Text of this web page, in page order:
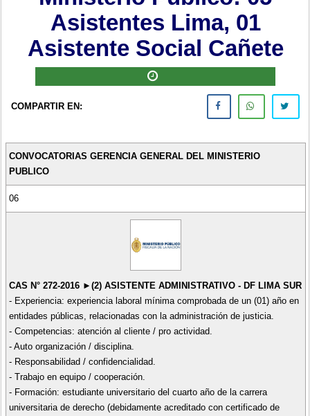
Asistentes Lima, 01
Asistente Social Cañete
COMPARTIR EN:
CONVOCATORIAS GERENCIA GENERAL DEL MINISTERIO
PUBLICO
06
CAS N° 272-2016 ►(2) ASISTENTE ADMINISTRATIVO - DF LIMA SUR
- Experiencia: experiencia laboral mínima comprobada de un (01) año en
entidades públicas, relacionadas con la administración de justicia.
- Competencias: atención al cliente / pro actividad.
- Auto organización / disciplina.
- Responsabilidad / confidencialidad.
- Trabajo en equipo / cooperación.
- Formación: estudiante universitario del cuarto año de la carrera
universitaria de derecho (debidamente acreditado con certificado de